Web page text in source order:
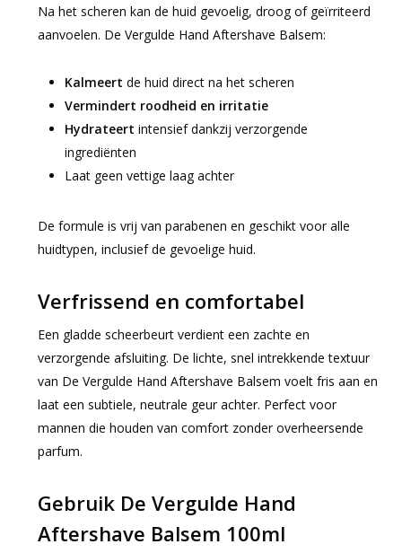
Na het scheren kan de huid gevoelig, droog of geïrriteerd
aanvoelen. De Vergulde Hand Aftershave Balsem:
Kalmeert de huid direct na het scheren
Vermindert roodheid en irritatie
Hydrateert intensief dankzij verzorgende
ingrediënten
Laat geen vettige laag achter
De formule is vrij van parabenen en geschikt voor alle
huidtypen, inclusief de gevoelige huid.
Verfrissend en comfortabel
Een gladde scheerbeurt verdient een zachte en
verzorgende afsluiting. De lichte, snel intrekkende textuur
van De Vergulde Hand Aftershave Balsem voelt fris aan en
laat een subtiele, neutrale geur achter. Perfect voor
mannen die houden van comfort zonder overheersende
parfum.
Gebruik De Vergulde Hand
Aftershave Balsem 100ml